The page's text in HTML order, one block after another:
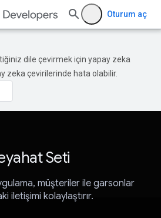
Oturum aç
dile çevirmek için yapay zeka
zeka çevirilerinde hata olabilir.
Seti
müşteriler ile garsonlar
iletişimi kolaylaştırır.